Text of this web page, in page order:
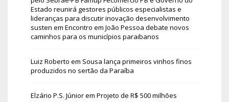
Estado reunirá gestores públicos especialistas e
lideranças para discutir inovação desenvolvimento
susten em Encontro em João Pessoa debate novos
caminhos para os municípios paraibanos
Luiz Roberto em Sousa lança primeiros vinhos finos
produzidos no sertão da Paraíba
Elzário P.S. Júniorem Projeto de R$ 500 milhões